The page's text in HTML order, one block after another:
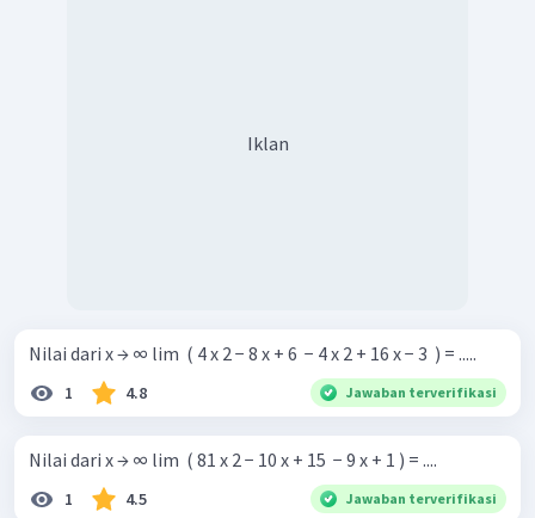
Iklan
Nilai dari x → ∞ lim ​ ( 4 x 2 − 8 x + 6 ​ − 4 x 2 + 16 x − 3 ​ ) = .....
1 4.8 Jawaban terverifikasi
Nilai dari x → ∞ lim ​ ( 81 x 2 − 10 x + 15 ​ − 9 x + 1 ) = ....
1 4.5 Jawaban terverifikasi